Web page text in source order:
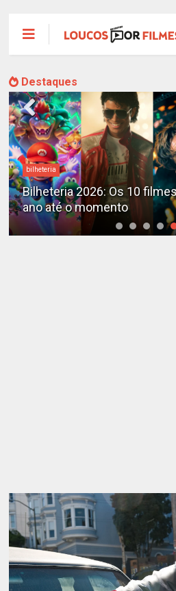
Destaques
Destaques
X-Men no MCU: Marvel já
além do reboot